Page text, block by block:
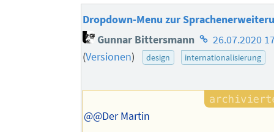
Dropdown-Menu zur
Gunnar Bittersmann Homepage
des
26.07.2020
(Versionen) design internationalisierung
@@Der Martin